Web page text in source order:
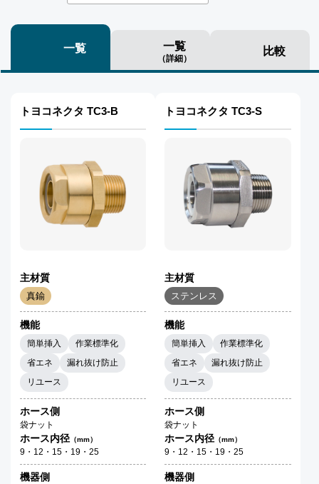
一覧 一覧
（詳細）
比較
トヨコネクタ TC3-B
主材質
真鍮
機能
簡単挿入
作業標準化
省エネ
漏れ抜け防止
リユース
ホース側
袋ナット
ホース内径（mm）
9・12・15・19・25
機器側
トヨコネクタ TC3-S
主材質
ステンレス
機能
簡単挿入
作業標準化
省エネ
漏れ抜け防止
リユース
ホース側
袋ナット
ホース内径 （mm）
9・12・15・19・25
機器側